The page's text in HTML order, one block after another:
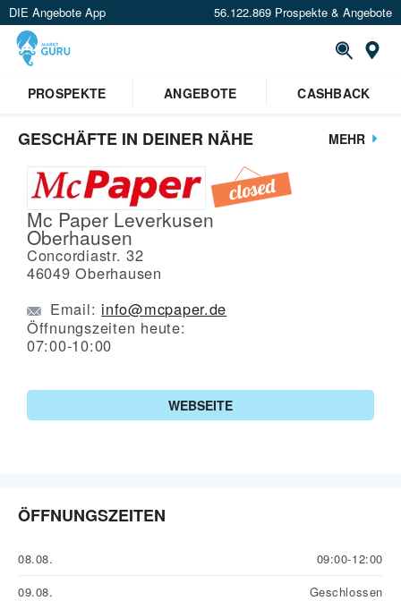
DIE Angebote App 56.122.869 Prospekte & Angebote
PROSPEKTE
ANGEBOTE CASHBACK
GESCHÄFTE IN DEINER NÄHE MEHR
Mc Paper Leverkusen
Oberhausen
Concordiastr. 32
46049 Oberhausen
Email: info@mcpaper.de
Öffnungszeiten heute:
07:00-10:00
WEBSEITE
ÖFFNUNGSZEITEN
08.08.
09:00-12:00
09.08.
Geschlossen